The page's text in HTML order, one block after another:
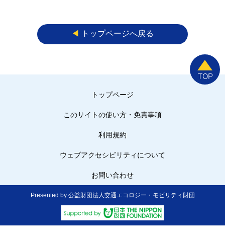
◀︎ トップページへ戻る
トップページ
このサイトの使い方・免責事項
利用規約
ウェブアクセシビリティについて
お問い合わせ
Presented by 公益財団法人交通エコロジー・モビリティ財団